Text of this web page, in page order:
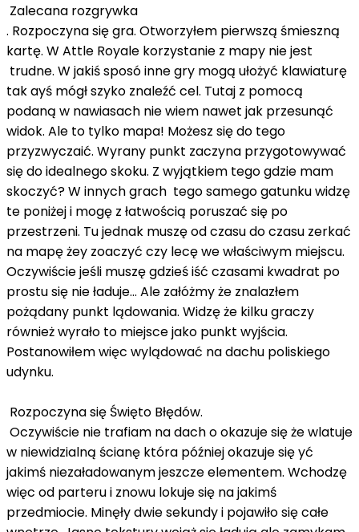
Zalecana rozgrywka
. Rozpoczyna się gra. Otworzyłem pierwszą śmieszną
kartę. W Attle Royale korzystanie z mapy nie jest
trudne. W jakiś sposó inne gry mogą ułożyć klawiaturę
tak ayś mógł szyko znaleźć cel. Tutaj z pomocą
podaną w nawiasach nie wiem nawet jak przesunąć
widok. Ale to tylko mapa! Możesz się do tego
przyzwyczaić. Wyrany punkt zaczyna przygotowywać
się do idealnego skoku. Z wyjątkiem tego gdzie mam
skoczyć? W innych grach tego samego gatunku widzę
te poniżej i mogę z łatwością poruszać się po
przestrzeni. Tu jednak muszę od czasu do czasu zerkać
na mapę żey zoaczyć czy lecę we właściwym miejscu.
Oczywiście jeśli muszę gdzieś iść czasami kwadrat po
prostu się nie ładuje... Ale załóżmy że znalazłem
pożądany punkt lądowania. Widzę że kilku graczy
również wyrało to miejsce jako punkt wyjścia.
Postanowiłem więc wylądować na dachu poliskiego
udynku.
Rozpoczyna się Święto Błędów.
Oczywiście nie trafiam na dach o okazuje się że wlatuje
w niewidzialną ścianę która później okazuje się yć
jakimś niezaładowanym jeszcze elementem. Wchodzę
więc od parteru i znowu lokuje się na jakimś
przedmiocie. Minęły dwie sekundy i pojawiło się całe